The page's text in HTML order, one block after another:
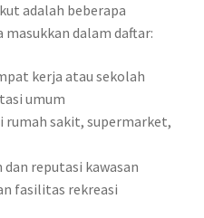
adalah beberapa
dalam daftar:
kerja atau sekolah
umum
rumah sakit, supermarket,
reputasi kawasan
fasilitas rekreasi